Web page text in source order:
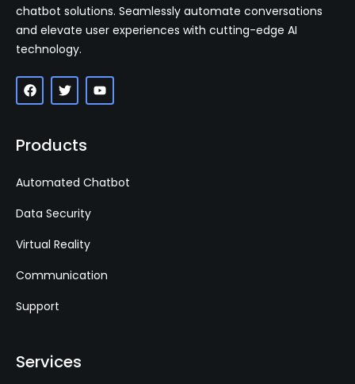
chatbot solutions. Seamlessly automate conversations
and elevate user experiences with cutting-edge AI
technology.
Products
Automated Chatbot
Data Security
Virtual Reality
Communication
Support
Services